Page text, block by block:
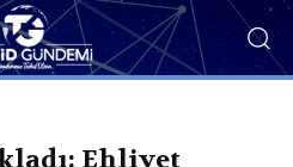
Ehliyet